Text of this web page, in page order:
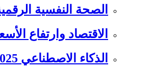
الصحة النفسية الرقمية 2025 : كيف تؤثر السوشيال ميديا
الاقتصاد وارتفاع الأسعار 2025 : طرق عملية للتوفير وإدارة
الذكاء الاصطناعي 2025 في حياتك اليومية : الدليل الشامل للاستفادة…